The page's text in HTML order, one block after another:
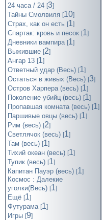
24 часа / 24 [3]
Тайны Смолвиля [10]
Страх, как он есть [1]
Спартак: кровь и песок [1]
Дневники вампира [1]
Выжившие [2]
Ангар 13 [1]
Ответный удар (Весь) [1]
Остаться в живых (Весь) [3]
Остров Харпера (весь) [1]
Поколение убийц (весь) [1]
Пропавшая комната (весь) [1]
Паршивые овцы (весь) [1]
Рим (весь) [2]
Светлячок (весь) [1]
Там (весь) [1]
Тихий океан (весь) [1]
Тупик (весь) [1]
Капитан Пауэр (весь) [1]
Космос : Далекие
уголки(Весь) [1]
Ещё [1]
Футурама [1]
Игры [9]